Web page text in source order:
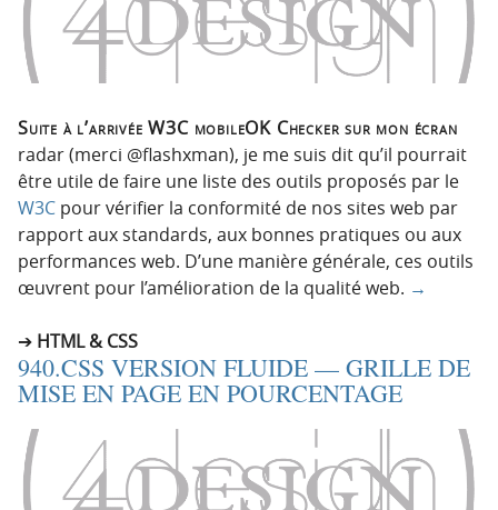
Suite à l’arrivée W3C mobileOK Checker sur mon écran
radar (merci @flashxman), je me suis dit qu’il pourrait
être utile de faire une liste des outils proposés par le
W3C pour vérifier la conformité de nos sites web par
rapport aux standards, aux bonnes pratiques ou aux
performances web. D’une manière générale, ces outils
œuvrent pour l’amélioration de la qualité web. →
HTML & CSS
940.CSS VERSION FLUIDE — GRILLE DE
MISE EN PAGE EN POURCENTAGE